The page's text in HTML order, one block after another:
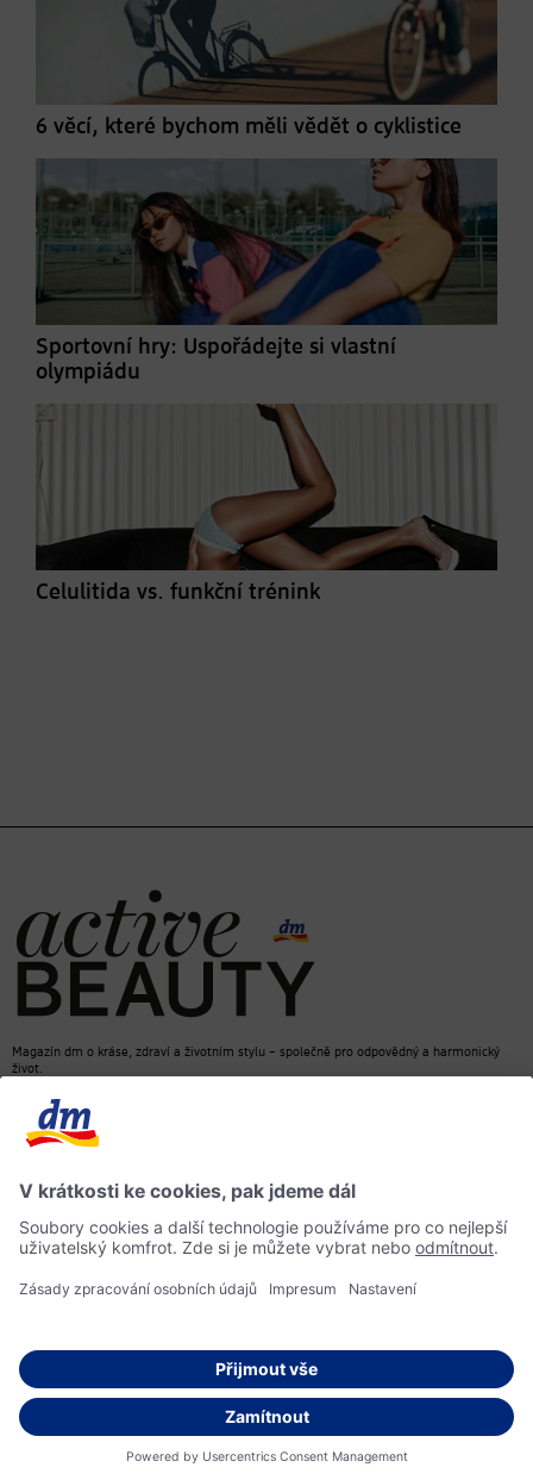
6 věcí, které bychom měli vědět o cyklistice
Sportovní hry: Uspořádejte si vlastní
olympiádu
Celulitida vs. funkční trénink
Magazín dm o kráse, zdraví a životním stylu – společně pro odpovědný a harmonický
život.
Ochrana osobních údajů
Informace o přístupnosti
© 2026 dm drogerie markt s.r.o.